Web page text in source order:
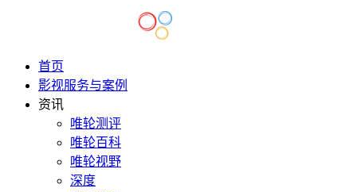
首页
影视服务与案例
资讯
唯轮测评
唯轮百科
唯轮视野
深度